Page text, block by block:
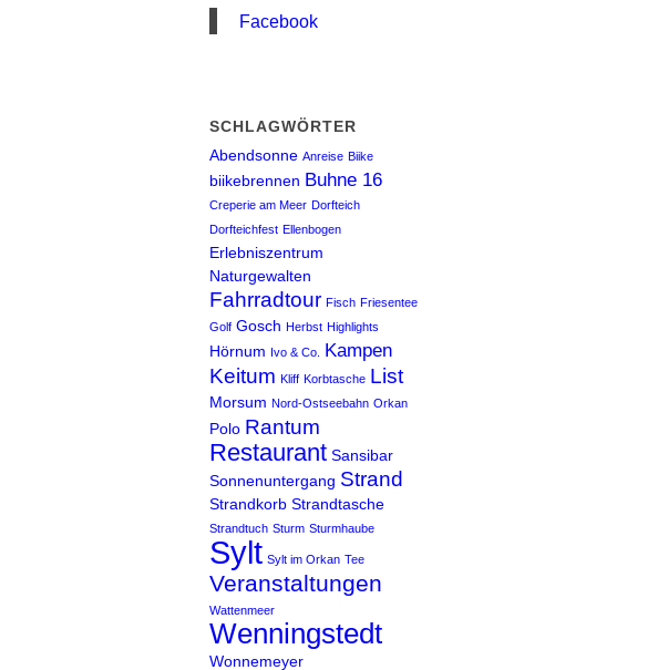
Facebook
SCHLAGWÖRTER
Abendsonne Anreise Biike
biikebrennen Buhne 16
Creperie am Meer Dorfteich
Dorfteichfest Ellenbogen
Erlebniszentrum
Naturgewalten
Fahrradtour Fisch Friesentee
Golf Gosch Herbst Highlights
Hörnum Ivo & Co. Kampen
Keitum Kliff Korbtasche List
Morsum Nord-Ostseebahn Orkan
Polo Rantum
Restaurant Sansibar
Sonnenuntergang Strand
Strandkorb Strandtasche
Strandtuch Sturm Sturmhaube
Sylt Sylt im Orkan Tee
Veranstaltungen
Wattenmeer
Wenningstedt
Wonnemeyer